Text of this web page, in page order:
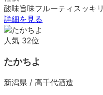
酸味旨味フルーティ スッキリ
詳細を見る
人気 32位
たかちよ
新潟県 / 高千代酒造